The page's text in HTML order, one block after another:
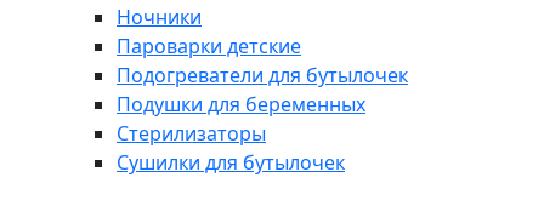
Ночники
Пароварки детские
Подогреватели для бутылочек
Подушки для беременных
Стерилизаторы
Сушилки для бутылочек